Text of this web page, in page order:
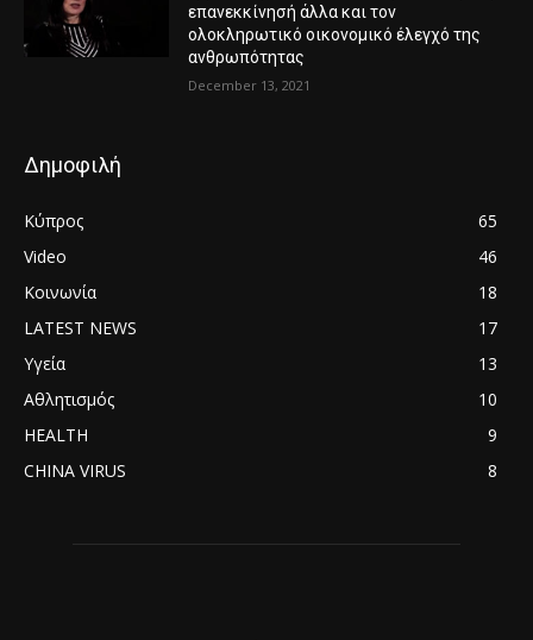
επανεκκίνησή άλλα και τον
ολοκληρωτικό οικονομικό έλεγχό της
ανθρωπότητας
December 13, 2021
Δημοφιλή
Κύπρος
65
Video
46
Κοινωνία
18
LATEST NEWS
17
Υγεία
13
Αθλητισμός
10
HEALTH
9
CHINA VIRUS
8